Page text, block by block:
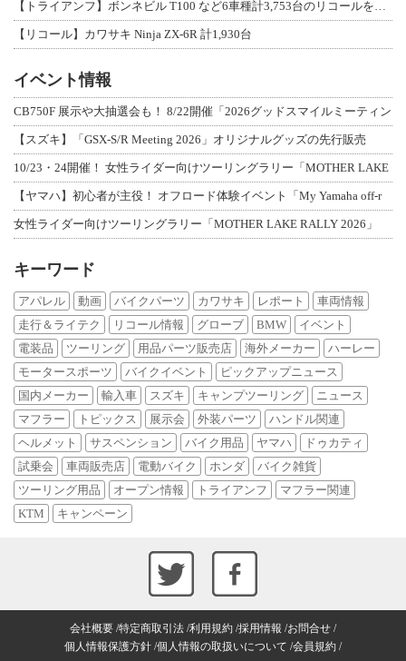
【トライアンフ】ボンネビル T100 など6車種計3,753台のリコールを発表
【リコール】カワサキ Ninja ZX-6R 計1,930台
イベント情報
CB750F 展示や大抽選会も！ 8/22開催「2026グッドスマイルミーティン
【スズキ】「GSX-S/R Meeting 2026」オリジナルグッズの先行販売
10/23・24開催！ 女性ライダー向けツーリングラリー「MOTHER LAKE
【ヤマハ】初心者が主役！ オフロード体験イベント「My Yamaha off-r
女性ライダー向けツーリングラリー「MOTHER LAKE RALLY 2026」
キーワード
アパレル 動画 バイクパーツ カワサキ レポート
車両情報
走行＆ライテク
リコール情報 グローブ BMW
イベント
電装品
ツーリング 用品パーツ販売店 海外メーカー
ハーレー
モータースポーツ
バイクイベント
ピックアップニュース
国内メーカー
輸入車 スズキ キャンプツーリング
ニュース
マフラー
トピックス 展示会 外装パーツ
ハンドル関連
ヘルメット
サスペンション バイク用品 ヤマハ
ドゥカティ
試乗会
車両販売店 電動バイク ホンダ
バイク雑貨
ツーリング用品
オープン情報 トライアンフ
マフラー関連
KTM
キャンペーン
会社概要 特定商取引法 利用規約 採用情報 お問合せ
個人情報保護方針 個人情報の取扱いについて 会員規約